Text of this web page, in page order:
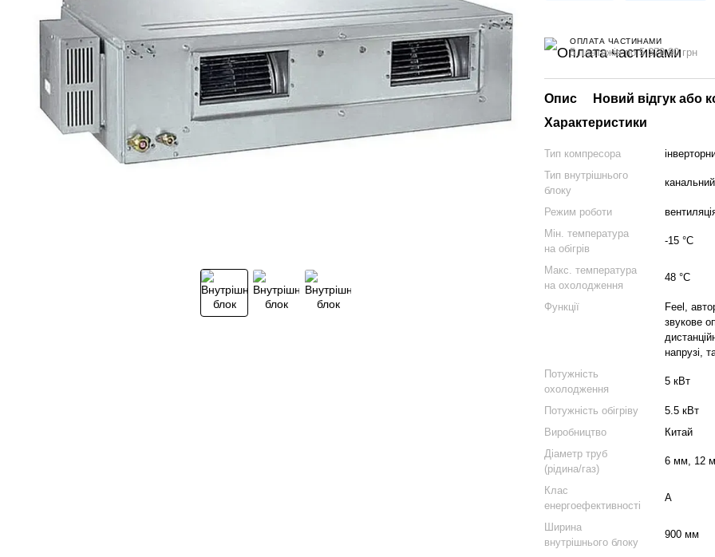
ОПЛАТА ЧАСТИНАМИ
5 платежів по 5 379.80 грн
Опис
Новий відгук або
Характеристики
Тип компресора
Тип внутрішнього
блоку
канальний
Режим роботи
Мін. температура
на обігрів
-15 °C
Макс. температура
на охолодження
48 °C
Функції
Feel,
звукове
напрузі,
Потужність
охолодження
5 кВт
Потужність обігріву
5.5 кВт
Виробництво
Китай
Діаметр труб
(рідина/газ)
6 мм, 12
Клас
енергоефективності
A
Ширина
внутрішнього блоку
900 мм